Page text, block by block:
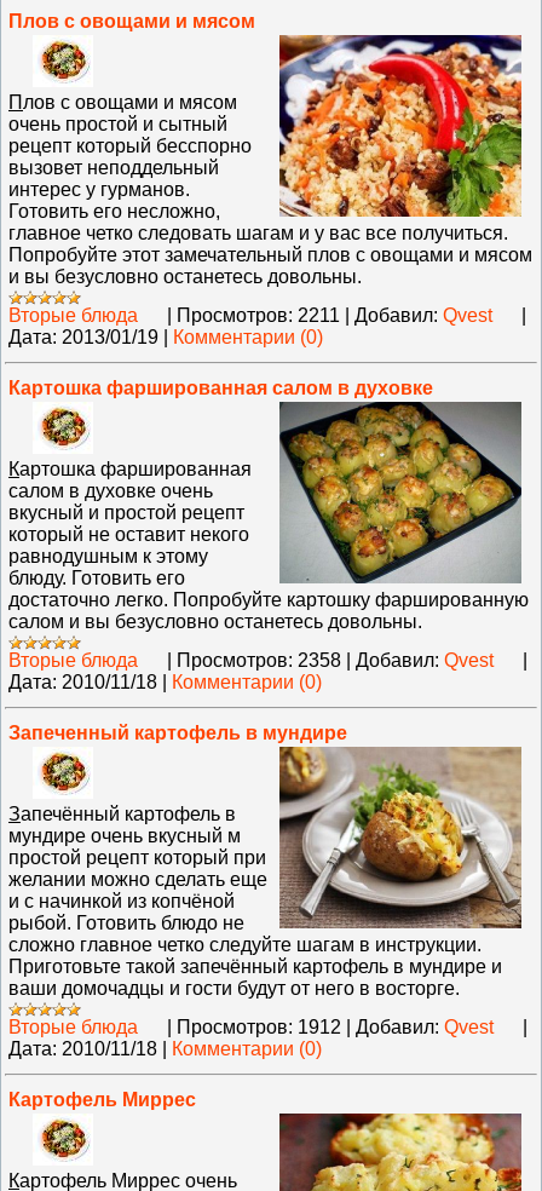
Плов с овощами и мясом
П лов с овощами и мясом
очень простой и сытный
рецепт который бесспорно
вызовет неподдельный
интерес у гурманов.
Готовить его несложно,
главное четко следовать шагам и у вас все получиться.
Попробуйте этот замечательный плов с овощами и мясом
и вы безусловно останетесь довольны.
Вторые блюда
Просмотров: 2211 Добавил: Qvest
Дата: 2013/01/19 Комментарии (0)
Картошка фаршированная салом в духовке
Картошка фаршированная
салом в духовке очень
вкусный и простой рецепт
который не оставит некого
равнодушным к этому
блюду. Готовить его
достаточно легко. Попробуйте картошку фаршированную
салом и вы безусловно останетесь довольны.
Вторые блюда
Просмотров: 2358 Добавил: Qvest
Дата: 2010/11/18 Комментарии (0)
Запеченный картофель в мундире
Запечённый картофель в
мундире очень вкусный м
простой рецепт который при
желании можно сделать еще
и с начинкой из копчёной
рыбой. Готовить блюдо не
сложно главное четко следуйте шагам в инструкции.
Приготовьте такой запечённый картофель в мундире и
ваши домочадцы и гости будут от него в восторге.
Вторые блюда
Просмотров: 1912 Добавил: Qvest
Дата: 2010/11/18 Комментарии (0)
Картофель Миррес
Картофель Миррес очень